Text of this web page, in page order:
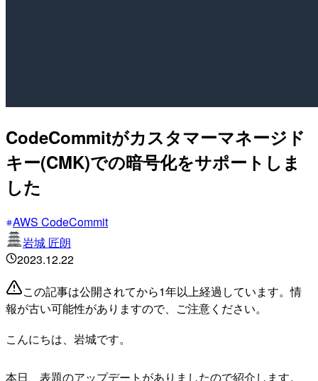
CodeCommitがカスタマーマネージド
キー(CMK)での暗号化をサポートしま
した
AWS CodeCommit
岩城 匠朗
2023.12.22
この記事は公開されてから1年以上経過しています。情
報が古い可能性がありますので、ご注意ください。
こんにちは、岩城です。
本日、表題のアップデートがありましたので紹介します。